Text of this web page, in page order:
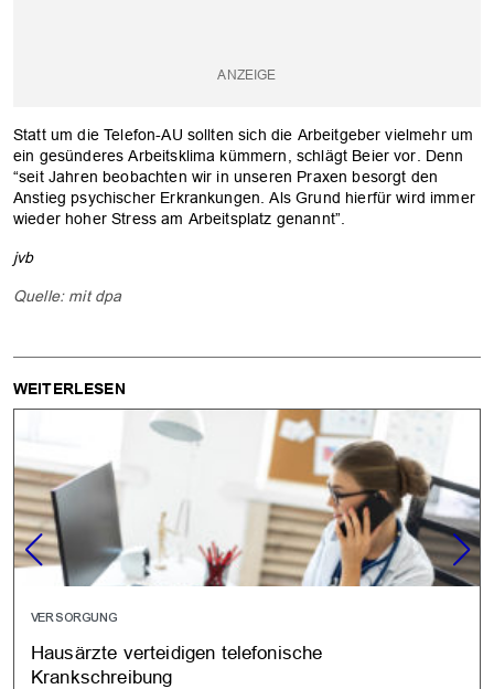
Statt um die Telefon-AU sollten sich die Arbeitgeber vielmehr um
ein gesünderes Arbeitsklima kümmern, schlägt Beier vor. Denn
“seit Jahren beobachten wir in unseren Praxen besorgt den
Anstieg psychischer Erkrankungen. Als Grund hierfür wird immer
wieder hoher Stress am Arbeitsplatz genannt”.
jvb
Quelle: mit dpa
WEITERLESEN
VERSORGUNG
Hausärzte verteidigen telefonische
Krankschreibung